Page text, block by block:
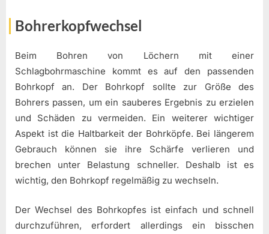
Bohrerkopfwechsel
Beim Bohren von Löchern mit einer
Schlagbohrmaschine kommt es auf den passenden
Bohrkopf an. Der Bohrkopf sollte zur Größe des
Bohrers passen, um ein sauberes Ergebnis zu erzielen
und Schäden zu vermeiden. Ein weiterer wichtiger
Aspekt ist die Haltbarkeit der Bohrköpfe. Bei längerem
Gebrauch können sie ihre Schärfe verlieren und
brechen unter Belastung schneller. Deshalb ist es
wichtig, den Bohrkopf regelmäßig zu wechseln.
Der Wechsel des Bohrkopfes ist einfach und schnell
durchzuführen, erfordert allerdings ein bisschen